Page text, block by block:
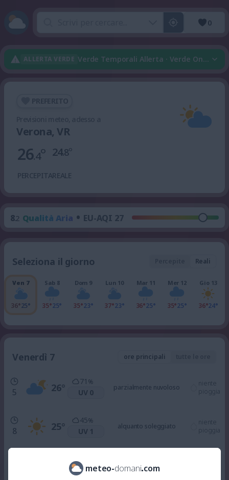
0
ALLERTA VERDE Verde Temporali Allerta · Verde Onda Di
Verona, VR
26.4°
PERCEPITA
24.8°
REALE
8.2 Qualità Aria • EU-AQI 27
Seleziona il giorno Reali
Ven 7
36°25°
Sab 8
35°25°
Dom 9
35°23°
Lun 10
37°23°
Mar 11
36°25°
Mer 12
35°25°
Gio 13
36°24°
Venerdì 7 ore principali
5 26°
71 %
UV 0
parzialmente nuvoloso
niente
pioggia
8 25°
45%
UV 1
alquanto soleggiato
niente
pioggia
UV 3
alquanto soleggiato
meteo-domani.com